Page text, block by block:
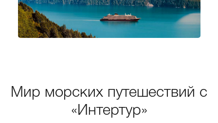
Мир морских путешествий с
«Интертур»